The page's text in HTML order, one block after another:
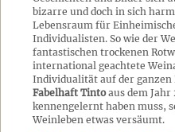
bizarre und doch in sich
Lebensraum für
Individualisten. So wie der
fantastischen trockenen
international geachtete
Individualität auf der ganzen
Fabelhaft Tintoaus dem Jahr
kennengelernt haben muss,
Weinleben etwas versäumt.